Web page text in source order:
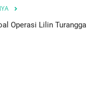
Operasi Lilin Turangga